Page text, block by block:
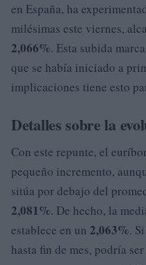
en España, ha
milésimas este viernes,
2,066%. Esta subida
que se había iniciado a
implicaciones tiene esto
Detalles sobre la
Con este repunte, el
pequeño incremento,
sitúa por debajo del
2,081%. De hecho, la
establece en un 2,063%.
hasta fin de mes, podría